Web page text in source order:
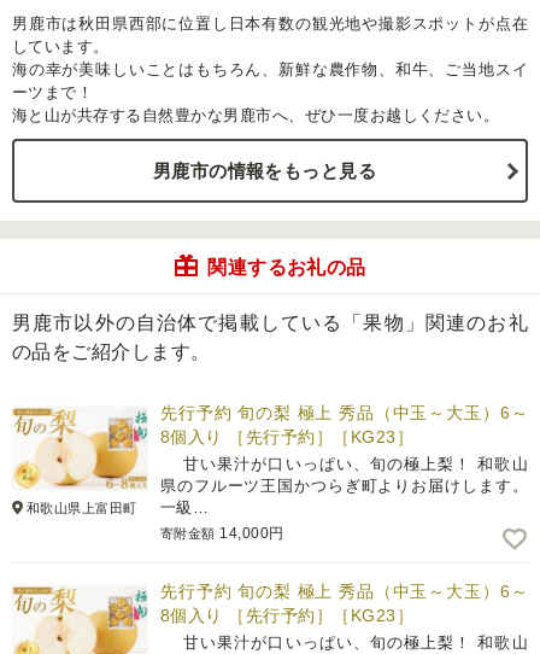
男鹿市は秋田県西部に位置し日本有数の観光地や撮影スポットが点在
しています。
海の幸が美味しいことはもちろん、新鮮な農作物、和牛、ご当地スイ
ーツまで！
海と山が共存する自然豊かな男鹿市へ、ぜひ一度お越しください。
男鹿市の情報をもっと見る
関連するお礼の品
男鹿市以外の自治体で掲載している「果物」関連のお礼
の品をご紹介します。
和歌山県上富田町
先行予約 旬の梨 極上 秀品（中玉～大玉）6～
8個入り ［先行予約］［KG23］
甘い果汁が口いっぱい、旬の極上梨！ 和歌山
県のフルーツ王国かつらぎ町よりお届けします。
一級…
寄附金額 14,000円
先行予約 旬の梨 極上 秀品（中玉～大玉）6～
8個入り ［先行予約］［KG23］
甘い果汁が口いっぱい、旬の極上梨！ 和歌山